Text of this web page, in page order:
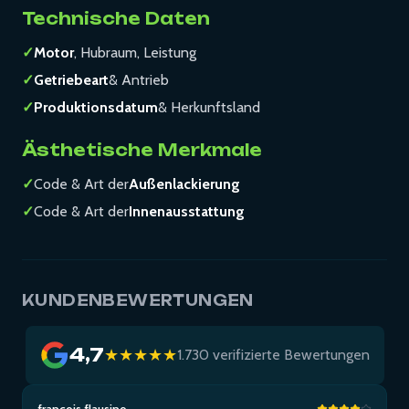
Technische Daten
✓Motor, Hubraum, Leistung
✓Getriebeart& Antrieb
✓Produktionsdatum& Herkunftsland
Ästhetische Merkmale
✓Code & Art derAußenlackierung
✓Code & Art derInnenausstattung
KUNDENBEWERTUNGEN
4,7★★★★★1.730 verifizierte Bewertungen